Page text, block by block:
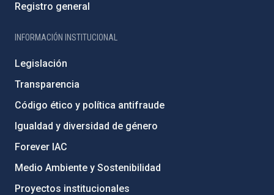
Registro general
INFORMACIÓN INSTITUCIONAL
Legislación
Transparencia
Código ético y política antifraude
Igualdad y diversidad de género
Forever IAC
Medio Ambiente y Sostenibilidad
Proyectos institucionales